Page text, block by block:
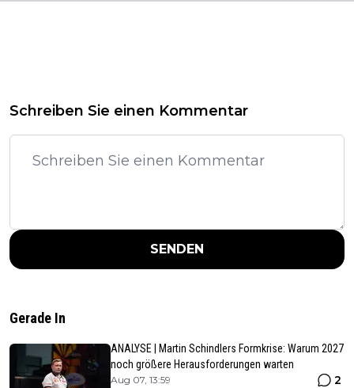
Schreiben Sie einen Kommentar
SENDEN
Gerade In
ANALYSE | Martin Schindlers Formkrise: Warum 2027
noch größere Herausforderungen warten
Aug 07, 13:59 2